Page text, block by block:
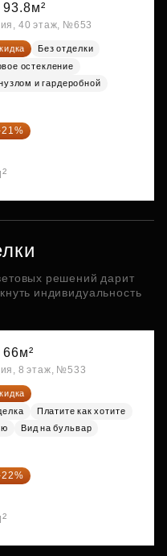
93.8м²
40 этаж, №653
Без отделки
остекление
и гардеробной
21%
решений дарит
индивидуальность
66м²
8 этаж, №533
Платите как хотите
Вид на бульвар
22%